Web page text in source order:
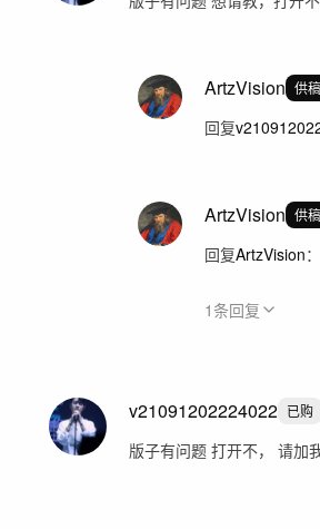
ArtzVision 供
回复
ArtzVision 供
回复ArtzVision：
1条回复
v21091202224022 已购
版子有问题 打开不， 请加